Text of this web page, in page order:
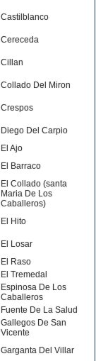
Castilblanco
Cereceda
Cillan
Collado Del Miron
Crespos
Diego Del Carpio
El Ajo
El Barraco
El Collado (santa
Maria De Los
Caballeros)
El Hito
El Losar
El Raso
El Tremedal
Espinosa De Los
Caballeros
Fuente De La Salud
Gallegos De San
Vicente
Garganta Del Villar